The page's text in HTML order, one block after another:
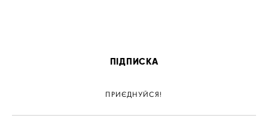
ПІДПИСКА
ПРИЄДНУЙСЯ!